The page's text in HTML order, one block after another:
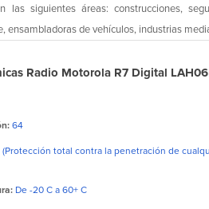
las siguientes áreas: construcciones,
ensambladoras de vehículos, industrias
Radio Motorola R7 Digital
64
(Protección total contra la penetración de
De -20 C a 60+ C